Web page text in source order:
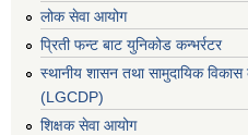
लोक सेवा आयोग
प्रिती फन्ट बाट युनिकोड कन्भर्रटर
स्थानीय शासन तथा सामुदायिक विकास
(LGCDP)
शिक्षक सेवा आयोग